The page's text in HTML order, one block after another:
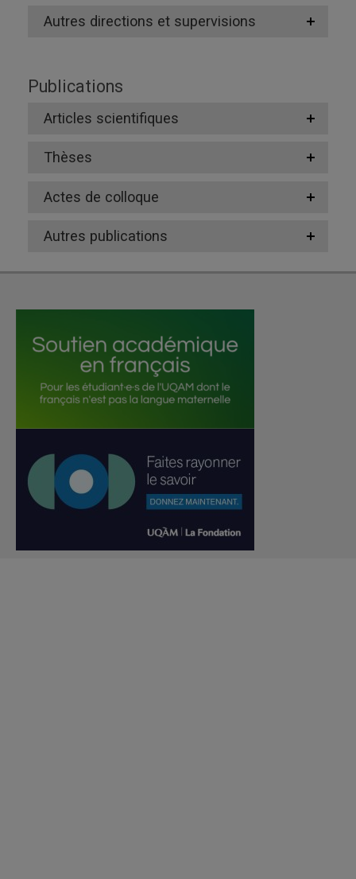
Autres directions et supervisions
Publications
Articles scientifiques
Thèses
Actes de colloque
Autres publications